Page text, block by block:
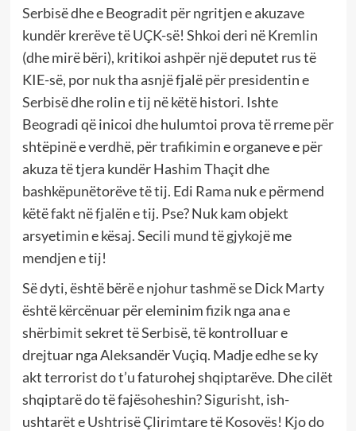
Serbisë dhe e Beogradit për ngritjen e akuzave
kundër krerëve të UÇK-së! Shkoi deri në Kremlin
(dhe mirë bëri), kritikoi ashpër një deputet rus të
KIE-së, por nuk tha asnjë fjalë për presidentin e
Serbisë dhe rolin e tij në këtë histori. Ishte
Beogradi që inicoi dhe hulumtoi prova të rreme për
shtëpinë e verdhë, për trafikimin e organeve e për
akuza të tjera kundër Hashim Thaçit dhe
bashkëpunëtorëve të tij. Edi Rama nuk e përmend
këtë fakt në fjalën e tij. Pse? Nuk kam objekt
arsyetimin e kësaj. Secili mund të gjykojë me
mendjen e tij!
Së dyti, është bërë e njohur tashmë se Dick Marty
është kërcënuar për eleminim fizik nga ana e
shërbimit sekret të Serbisë, të kontrolluar e
drejtuar nga Aleksandër Vuçiq. Madje edhe se ky
akt terrorist do t’u faturohej shqiptarëve. Dhe cilët
shqiptarë do të fajësoheshin? Sigurisht, ish-
ushtarët e Ushtrisë Çlirimtare të Kosovës! Kjo do